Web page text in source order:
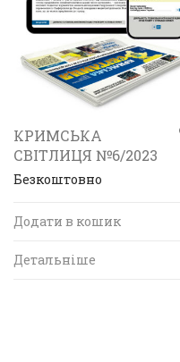
КРИМСЬКА
СВІТЛИЦЯ №6/2023
Безкоштовно
Додати в кошик
Детальніше